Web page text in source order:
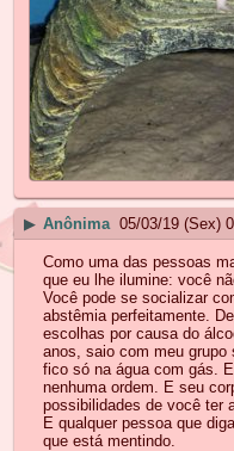
▶ Anônima 05/03/19 (Sex)
Como uma das pessoas
que eu lhe ilumine: você
Você pode se socializar
abstêmia perfeitamente.
escolhas por causa do
anos, saio com meu grupo
fico só na água com gás.
nenhuma ordem. E seu
possibilidades de você ter
E qualquer pessoa que
que está mentindo.